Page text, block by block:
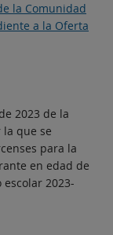
la Comunidad
a la Oferta
2023 de la
la que se
para la
en edad de
2023-